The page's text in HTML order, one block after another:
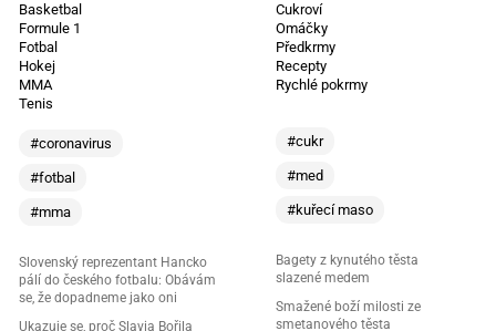
Basketbal
Formule 1
Fotbal
Hokej
MMA
Tenis
#coronavirus
#fotbal
#mma
Slovenský reprezentant Hancko
pálí do českého fotbalu: Obávám
se, že dopadneme jako oni
Ukazuje se, proč Slavia Bořila
Cukroví
Omáčky
Předkrmy
Recepty
Rychlé pokrmy
#cukr
#med
#kuřecí maso
Bagety z kynutého těsta
slazené medem
Smažené boží milosti ze
smetanového těsta